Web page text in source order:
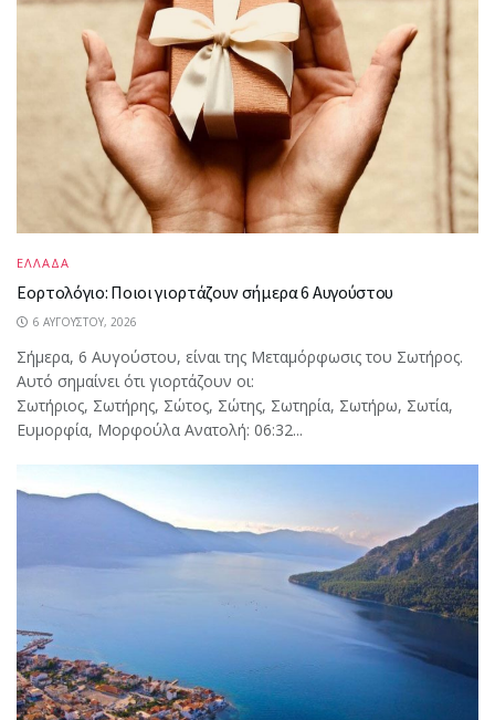
ΕΛΛΑΔΑ
Εορτολόγιο: Ποιοι γιορτάζουν σήμερα 6 Αυγούστου
6 ΑΥΓΟΎΣΤΟΥ, 2026
Σήμερα, 6 Αυγούστου, είναι της Μεταμόρφωσις του Σωτήρος.
Αυτό σημαίνει ότι γιορτάζουν οι:
Σωτήριος, Σωτήρης, Σώτος, Σώτης, Σωτηρία, Σωτήρω, Σωτία,
Ευμορφία, Μορφούλα Ανατολή: 06:32...